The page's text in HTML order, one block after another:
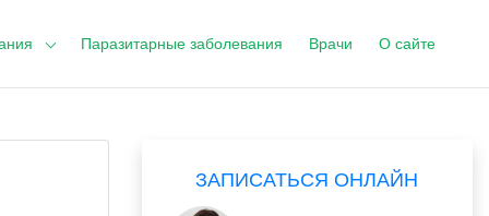
Паразитарные заболевания Врачи О сайте
ЗАПИСАТЬСЯ ОНЛАЙН